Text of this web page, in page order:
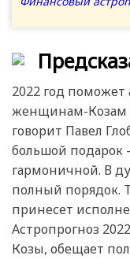
2022 год
женщинам-Козам
говорит Павел
большой подарок
гармоничной. В
полный порядок.
принесет
Астропрогноз
Козы, обещает